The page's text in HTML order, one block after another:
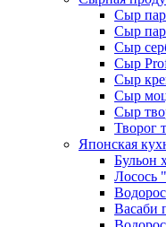
Сыр
Сыр
Сыр
Сыр
Сыр
Сыр
Сыр
Творог
Японская
Бульон
Лосось
Васаби